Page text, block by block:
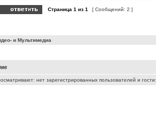
Страница 1 из 1 [ Сообщений: 2 ]
и Мультимедиа
нет зарегистрированных пользователей и